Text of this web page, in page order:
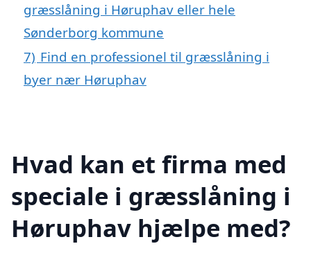
græsslåning i Høruphav eller hele
Sønderborg kommune
7) Find en professionel til græsslåning i
byer nær Høruphav
Hvad kan et firma med
speciale i græsslåning i
Høruphav hjælpe med?